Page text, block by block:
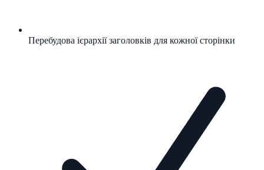
Перебудова ієрархії заголовків для кожної сторінки